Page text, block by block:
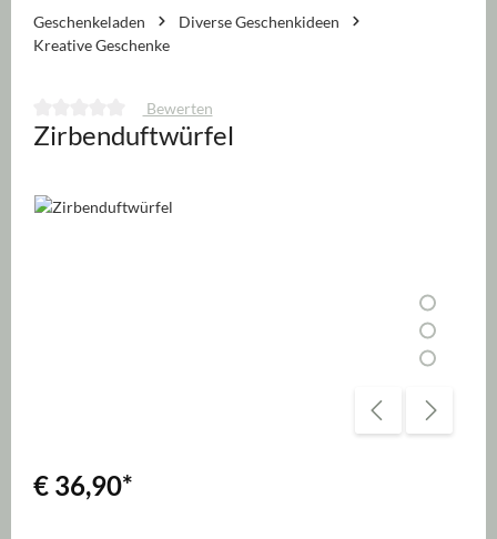
Geschenkeladen
Diverse Geschenkideen
Kreative Geschenke
Durchschnittliche Bewertung von 0 von 5 Sternen
Bewerten
Zirbenduftwürfel
Bildergalerie überspringen
€ 36,90*